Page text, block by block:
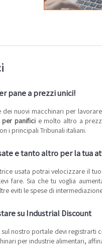
pane a prezzi unici!
dei nuovi macchinari per
per panifici e molto altro a
i principali Tribunali italiani.
e tanto altro per la tua
usata potrai velocizzare il
fare. Sia che tu voglia
eviti le spese di
su Industrial Discount
nostro portale devi registrarti
per industrie alimentari,